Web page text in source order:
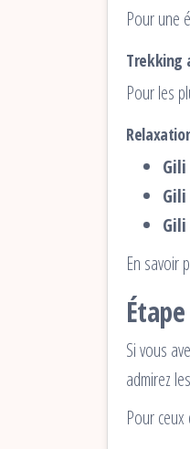
Pour une
Trekking
Pour les
En savoir
Si vous
admirez
Pour